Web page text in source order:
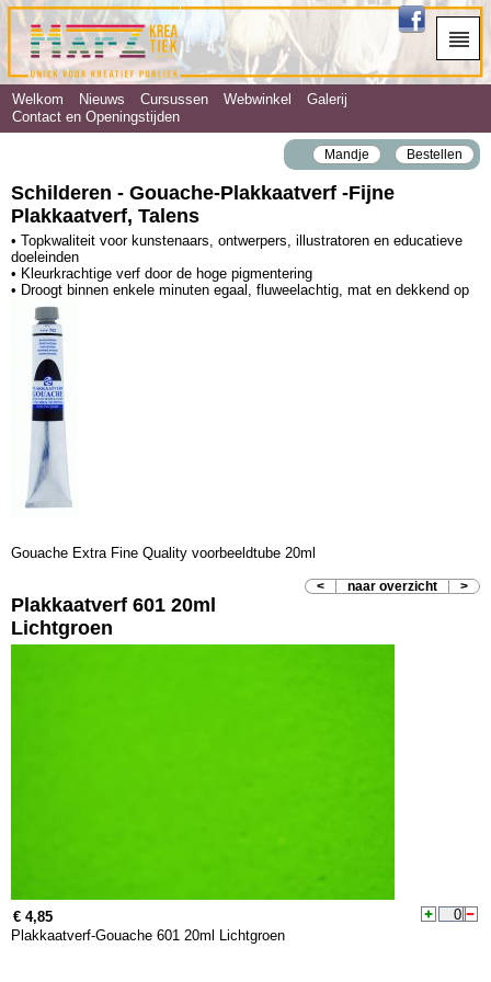
Welkom Nieuws Cursussen Webwinkel
Galerij
Contact en Openingstijden
Mandje Bestellen
Schilderen - Gouache‐Plakkaatverf ‐Fijne
Plakkaatverf, Talens
• Topkwaliteit voor kunstenaars, ontwerpers, illustratoren en educatieve
doeleinden
• Kleurkrachtige verf door de hoge pigmentering
• Droogt binnen enkele minuten egaal, fluweelachtig, mat en dekkend op
Gouache Extra Fine Quality voorbeeldtube 20ml
< naar overzicht >
Plakkaatverf 601 20ml
Lichtgroen
€ 4,85
Plakkaatverf-Gouache 601 20ml Lichtgroen